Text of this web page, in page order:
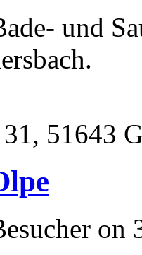
und
51643
on